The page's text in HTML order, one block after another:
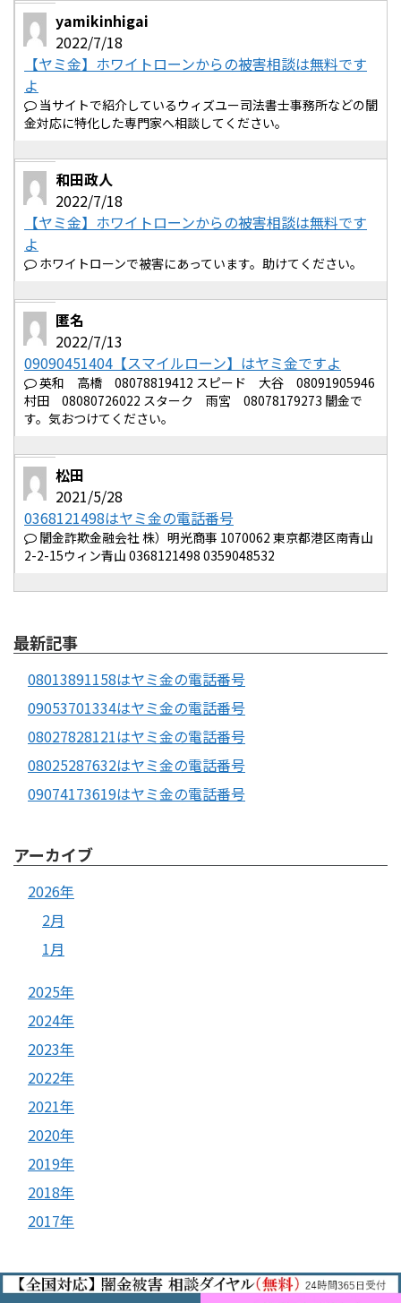
yamikinhigai
2022/7/18
【ヤミ金】ホワイトローンからの被害相談は無料です
よ
当サイトで紹介しているウィズユー司法書士事務所などの闇
金対応に特化した専門家へ相談してください。
和田政人
2022/7/18
【ヤミ金】ホワイトローンからの被害相談は無料です
よ
ホワイトローンで被害にあっています。助けてください。
匿名
2022/7/13
09090451404【スマイルローン】はヤミ金ですよ
英和 高橋 08078819412 スピード 大谷 08091905946
村田 08080726022 スターク 雨宮 08078179273 闇金で
す。気おつけてください。
松田
2021/5/28
0368121498はヤミ金の電話番号
闇金詐欺金融会社 株）明光商事 1070062 東京都港区南青山
2-2-15ウィン青山 0368121498 0359048532
最新記事
08013891158はヤミ金の電話番号
09053701334はヤミ金の電話番号
08027828121はヤミ金の電話番号
08025287632はヤミ金の電話番号
09074173619はヤミ金の電話番号
アーカイブ
2026年
2月
1月
2025年
2024年
2023年
2022年
2021年
2020年
2019年
2018年
2017年